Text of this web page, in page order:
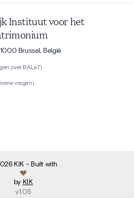
Instituut voor het
Brussel, België
over BALaT)
vragen)
KIK - Built with
by KIK
v1.05